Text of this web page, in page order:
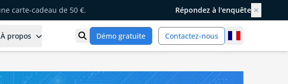
carte-cadeau de 50 €. Répondez à l'enquête ✕
À propos Ouvrir la recherche
Démo gratuite Contactez-nous